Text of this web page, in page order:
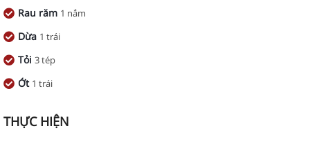
Rau răm 1 nắm
Dừa 1 trái
Tỏi 3 tép
Ớt 1 trái
THỰC HIỆN